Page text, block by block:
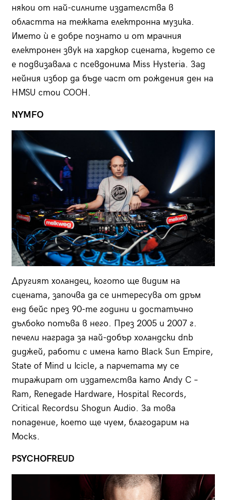
някои от най-силните издателства в
областта на тежката електронна музика.
Името ѝ е добре познато и от мрачния
електронен звук на хардкор сцената, където се
е подвизавала с псевдонима Miss Hysteria. Зад
нейния избор да бъде част от рождения ден на
HMSU стои COOH.
NYMFO
Другият холандец, когото ще видим на
сцената, започва да се интересува от дръм
енд бейс през 90-те години и достатъчно
дълбоко потъва в него. През 2005 и 2007 г.
печели награда за най-добър холандски dnb
диджей, работи с имена като Black Sun Empire,
State of Mind и Icicle, а парчетата му се
тиражират от издателства като Andy C –
Ram, Renegade Hardware, Hospital Records,
Critical Recordsи Shogun Audio. За това
попадение, което ще чуем, благодарим на
Mocks.
PSYCHOFREUD